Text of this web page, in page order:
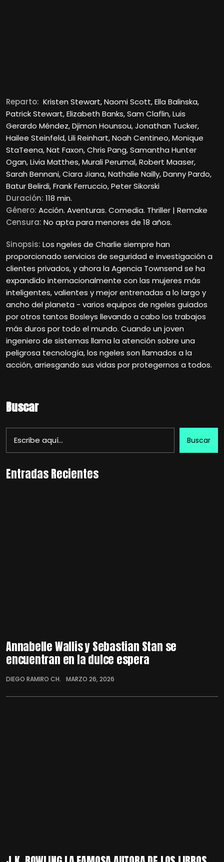
Reparto: Kristen Stewart, Naomi Scott, Ella Balinska,
Patrick Stewart, Elizabeth Banks, Sam Claflin, Luis
Gerardo Méndez, Djimon Hounsou, Jonathan Tucker,
Hailee Steinfeld, Lili Reinhart, Noah Centineo, Monique
StaTeena, Nat Faxon, Chris Pang, Samantha Hunter
Ogan, Livia Matthes, Murali Perumal, Robert Maaser,
Sarah Bennani, Ciara Jiana, Nathalie Nailly, Danny Pardo,
Batur Belirdi, Frank Ferruccio, Peter Sikorski
Duración: 118 min.
Género: Acción. Aventuras. Comedia. Thriller | Remake
Censura: No apta para menores de 18 años.
Sinopsis: Los ngeles de Charlie siempre han
proporcionado servicios de seguridad e investigación a
clientes privados, y ahora la Agencia Townsend se ha
expandido internacionalmente con las mujeres más
inteligentes, valientes y mejor entrenadas a lo largo y
ancho del planeta - varios equipos de ngeles guiados
por otros tantos Bosleys llevando a cabo los trabajos
más duros por todo el mundo. Cuando un joven
ingeniero de sistemas llama la atención sobre una
peligrosa tecnología, los ngeles son llamados a la
acción, arriesgando sus vidas por protegernos a todos.
Buscar
Buscar
Entradas Recientes
Annabelle Wallis y Sebastian Stan se
encuentran en la dulce espera
DIEGO RAMIRO CH. MARZO 26, 2026